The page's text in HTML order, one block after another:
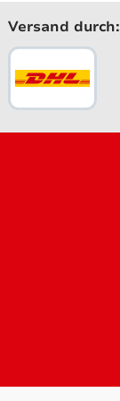
Versand durch: